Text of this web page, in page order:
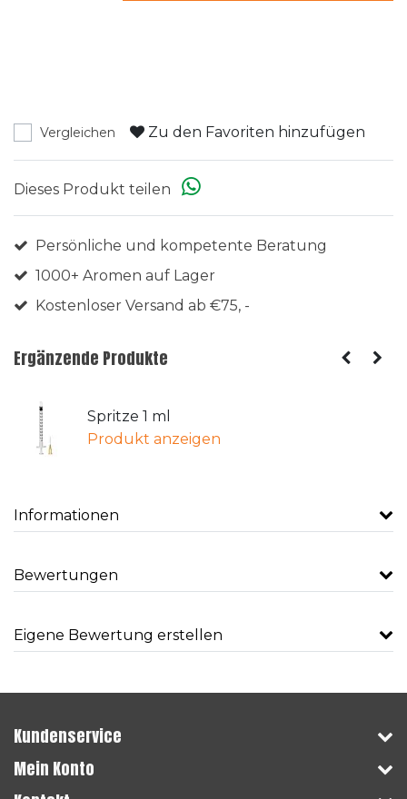
Vergleichen Zu den Favoriten hinzufügen
Dieses Produkt teilen
Persönliche und kompetente Beratung
1000+ Aromen auf Lager
Kostenloser Versand ab €75, -
Ergänzende Produkte
Spritze 1 ml
Produkt anzeigen
Informationen
Bewertungen
Eigene Bewertung erstellen
Kundenservice
Mein Konto